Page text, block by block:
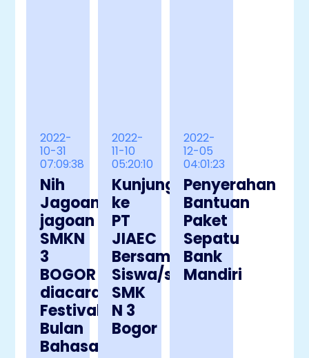
2022-
10-31
07:09:38
Nih
Jagoan-
jagoan
SMKN
3
BOGOR
diacara
Festival
Bulan
Bahasa
2022-
11-10
05:20:10
Kunjungan
ke
PT
JIAEC
Bersama
Siswa/siswi
SMK
N 3
Bogor
2022-
12-05
04:01:23
Penyerahan
Bantuan
Paket
Sepatu
Bank
Mandiri